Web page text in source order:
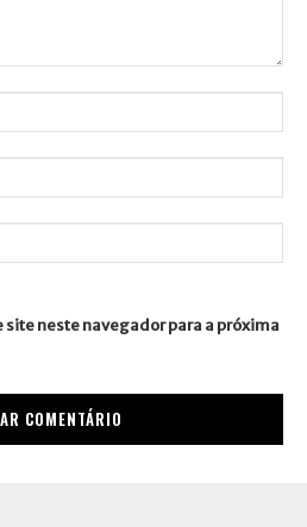
neste navegador para a próxima